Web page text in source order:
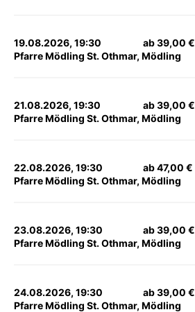
19.08.2026, 19:30
Pfarre Mödling St. Othmar, Mödling
ab 39,00 €
21.08.2026, 19:30
Pfarre Mödling St. Othmar, Mödling
ab 39,00 €
22.08.2026, 19:30
Pfarre Mödling St. Othmar, Mödling
ab 47,00 €
23.08.2026, 19:30
Pfarre Mödling St. Othmar, Mödling
ab 39,00 €
24.08.2026, 19:30
Pfarre Mödling St. Othmar, Mödling
ab 39,00 €